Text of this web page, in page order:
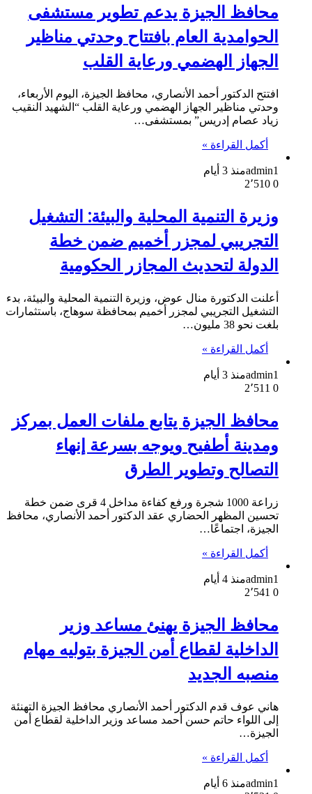
محافظ الجيزة يدعم تطوير مستشفى
الحوامدية العام بافتتاح وحدتي مناظير
الجهاز الهضمي ورعاية القلب
افتتح الدكتور أحمد الأنصاري، محافظ الجيزة، اليوم الأربعاء،
وحدتي مناظير الجهاز الهضمي ورعاية القلب “الشهيد النقيب
زياد عصام إدريس” بمستشفى…
أكمل القراءة »
admin1منذ 3 أيام
0
وزيرة التنمية المحلية والبيئة: التشغيل
التجريبي لمجزر أخميم ضمن خطة
الدولة لتحديث المجازر الحكومية
أعلنت الدكتورة منال عوض، وزيرة التنمية المحلية والبيئة، بدء
التشغيل التجريبي لمجزر أخميم بمحافظة سوهاج، باستثمارات
بلغت نحو 38 مليون…
أكمل القراءة »
admin1منذ 3 أيام
0
محافظ الجيزة يتابع ملفات العمل بمركز
ومدينة أطفيح ويوجه بسرعة إنهاء
التصالح وتطوير الطرق
زراعة 1000 شجرة ورفع كفاءة مداخل 4 قرى ضمن خطة
تحسين المظهر الحضاري عقد الدكتور أحمد الأنصاري، محافظ
الجيزة، اجتماعًا…
أكمل القراءة »
admin1منذ 4 أيام
0
محافظ الجيزة يهنئ مساعد وزير
الداخلية لقطاع أمن الجيزة بتوليه مهام
منصبه الجديد
هاني عوف قدم الدكتور أحمد الأنصاري محافظ الجيزة التهنئة
إلى اللواء حاتم حسن أحمد مساعد وزير الداخلية لقطاع أمن
الجيزة…
أكمل القراءة »
admin1منذ 6 أيام